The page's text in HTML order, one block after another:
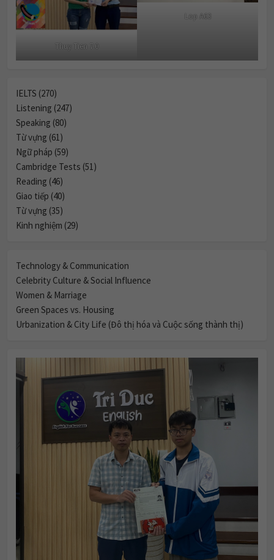
Thuy Tien 7.0
Lop A63
IELTS (270)
Listening (247)
Speaking (80)
Từ vựng (61)
Ngữ pháp (59)
Cambridge Tests (51)
Reading (46)
Giao tiếp (40)
Từ vựng (35)
Kinh nghiệm (29)
Technology & Communication
Celebrity Culture & Social Influence
Women & Marriage
Green Spaces vs. Housing
Urbanization & City Life (Đô thị hóa và Cuộc sống thành thị)